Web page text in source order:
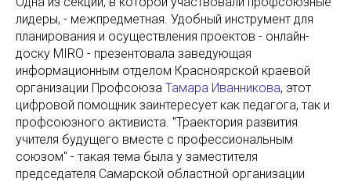
лидеры, - межпредметная. Удобный инструмент для
планирования и осуществления проектов - онлайн-
доску MIRO - презентовала заведующая
информационным отделом Красноярской краевой
организации Профсоюза Тамара Иванникова, этот
цифровой помощник заинтересует как педагога, так и
профсоюзного активиста. "Траектория развития
учителя будущего вместе с профессиональным
союзом" - такая тема была у заместителя
председателя Самарской областной организации